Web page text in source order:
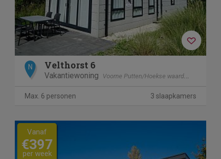
N Velthorst 6
Vakantiewoning Voorne Putten/Hoekse waard
Max. 6 personen 3 slaapkamers
Vanaf
€397
per week